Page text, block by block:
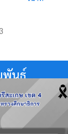
พันธ์